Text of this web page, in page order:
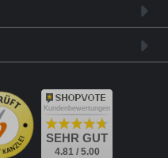
Kundenbewertungen
SEHR GUT
4.81 / 5.00